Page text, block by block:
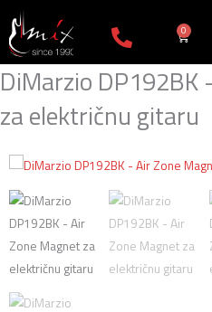
Пређи
на
садржај
0
Cart
DiMarzio DP192BK
za električnu gitaru